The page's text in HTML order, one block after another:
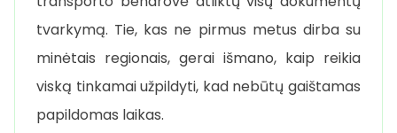
tvarkymą. Tie, kas ne pirmus metus dirba su
minėtais regionais, gerai išmano, kaip reikia
viską tinkamai užpildyti, kad nebūtų gaištamas
papildomas laikas.